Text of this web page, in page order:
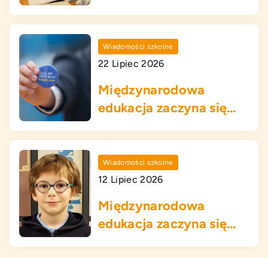
Wiadomości szkolne
22 Lipiec 2026
Międzynarodowa
edukacja zaczyna się
Wiadomości szkolne
12 Lipiec 2026
Międzynarodowa
edukacja zaczyna się